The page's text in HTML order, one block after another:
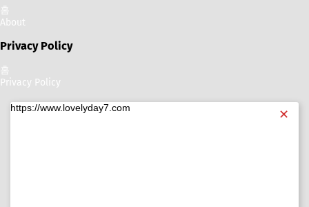
홈
About
Privacy Policy
홈
Privacy Policy
✕
https://www.lovelyday7.com